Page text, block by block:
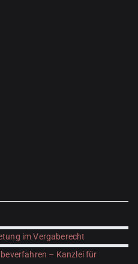
im Vergaberecht
– Kanzlei für